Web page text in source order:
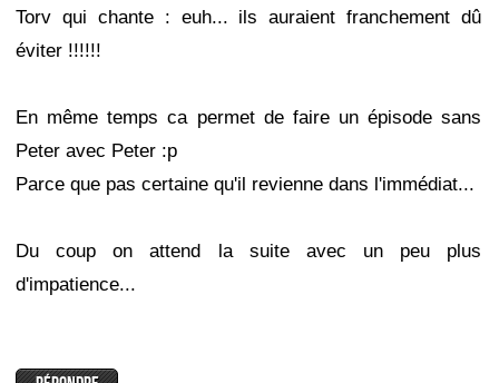
Torv qui chante : euh... ils auraient franchement dû
éviter !!!!!!
En même temps ca permet de faire un épisode sans
Peter avec Peter :p
Parce que pas certaine qu'il revienne dans l'immédiat...
Du coup on attend la suite avec un peu plus
d'impatience...